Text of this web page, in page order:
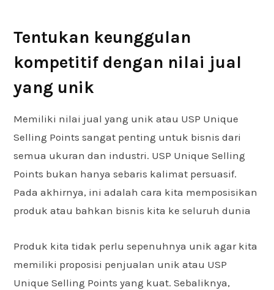
Tentukan keunggulan
kompetitif dengan nilai jual
yang unik
Memiliki nilai jual yang unik atau USP Unique
Selling Points sangat penting untuk bisnis dari
semua ukuran dan industri. USP Unique Selling
Points bukan hanya sebaris kalimat persuasif.
Pada akhirnya, ini adalah cara kita memposisikan
produk atau bahkan bisnis kita ke seluruh dunia
Produk kita tidak perlu sepenuhnya unik agar kita
memiliki proposisi penjualan unik atau USP
Unique Selling Points yang kuat. Sebaliknya,